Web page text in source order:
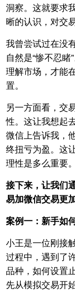
洞察。这就要求
晰的认识，对交
我曾尝试过在没
自然是“惨不忍
理解市场，才能
置。
另一方面看，交
性。这让我想起
微信上告诉我，
终扭亏为盈。这
理性是多么重要。
接下来，让我们
易加微信交易更
案例一：新手如
小王是一位刚接
过程中，遇到了
品种，如何设置
先从模拟交易开